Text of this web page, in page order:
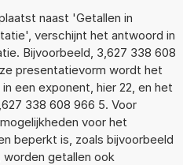
naast 'Getallen in
verschijnt het antwoord in
Bijvoorbeeld, 3,627 338 608
presentatievorm wordt het
een exponent, hier 22, en het
338 608 966 5. Voor
voor het
beperkt is, zoals bijvoorbeeld
worden getallen ook